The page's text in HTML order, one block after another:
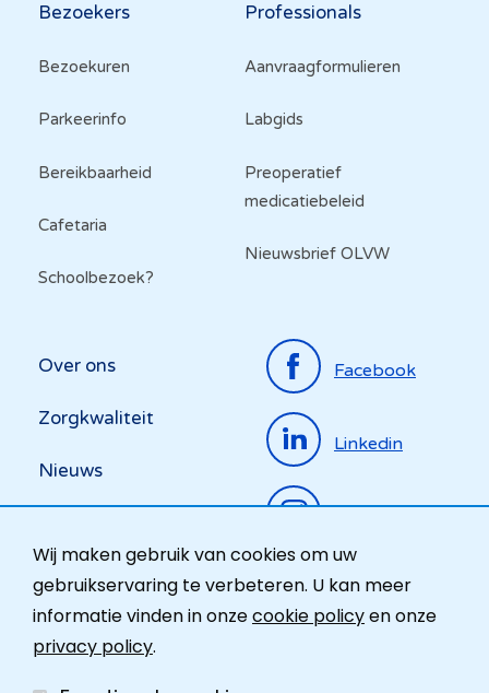
Wij maken gebruik van cookies om uw
gebruikservaring te verbeteren. U kan meer
informatie vinden in onzecookie policyen onze
privacy policy.
Bezoekers
Bezoekuren
Parkeerinfo
Bereikbaarheid
Cafetaria
Schoolbezoek?
Professionals
Aanvraagformulieren
Labgids
Preoperatief
medicatiebeleid
Nieuwsbrief OLVW
Top
menu
Over ons
Zorgkwaliteit
Nieuws
Ombudsdienst
Contact
Facebook
Linkedin
Instagram